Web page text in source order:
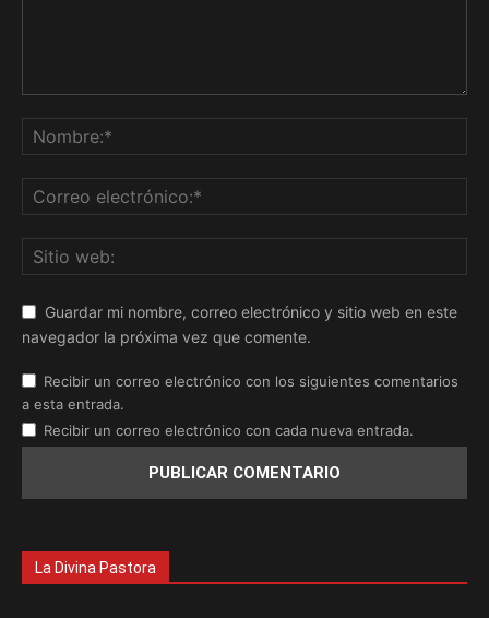
Guardar mi nombre, correo electrónico y sitio web en este
navegador la próxima vez que comente.
Recibir un correo electrónico con los siguientes comentarios
a esta entrada.
Recibir un correo electrónico con cada nueva entrada.
La Divina Pastora